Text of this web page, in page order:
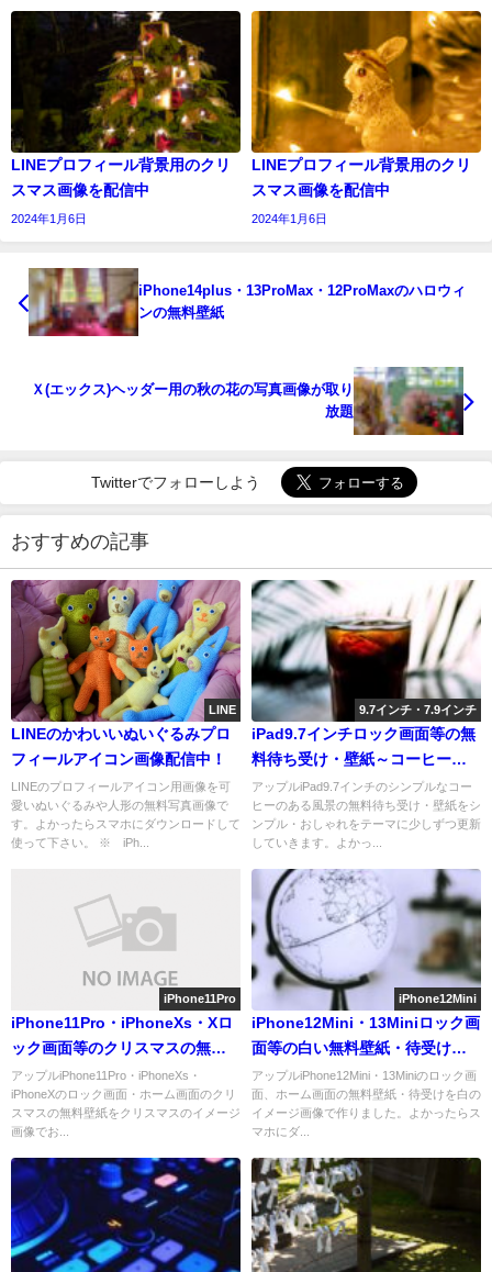
LINEプロフィール背景用のクリ
スマス画像を配信中
2024年1月6日
LINEプロフィール背景用のクリ
スマス画像を配信中
2024年1月6日
iPhone14plus・13ProMax・12ProMaxのハロウィ
ンの無料壁紙
Ｘ(エックス)ヘッダー用の秋の花の写真画像が取り
放題
Twitterでフォローしよう
おすすめの記事
LINE
LINEのかわいいぬいぐるみプロ
フィールアイコン画像配信中！
LINEのプロフィールアイコン用画像を可
愛いぬいぐるみや人形の無料写真画像で
す。よかったらスマホにダウンロードして
使って下さい。 ※ iPh...
9.7インチ・7.9インチ
iPad9.7インチロック画面等の無
料待ち受け・壁紙～コーヒーの
ある風景～
アップルiPad9.7インチのシンプルなコー
ヒーのある風景の無料待ち受け・壁紙をシ
ンプル・おしゃれをテーマに少しずつ更新
していきます。よかっ...
iPhone11Pro
iPhone11Pro・iPhoneXs・Xロ
ック画面等のクリスマスの無料
壁紙配信中
アップルiPhone11Pro・iPhoneXs・
iPhoneXのロック画面・ホーム画面のクリ
スマスの無料壁紙をクリスマスのイメージ
画像でお...
iPhone12Mini
iPhone12Mini・13Miniロック画
面等の白い無料壁紙・待受けを
配信中
アップルiPhone12Mini・13Miniのロック画
面、ホーム画面の無料壁紙・待受けを白の
イメージ画像で作りました。よかったらス
マホにダ...